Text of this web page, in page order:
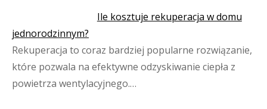
Ile kosztuje rekuperacja w domu
jednorodzinnym?
Rekuperacja to coraz bardziej popularne rozwiązanie,
które pozwala na efektywne odzyskiwanie ciepła z
powietrza wentylacyjnego.…